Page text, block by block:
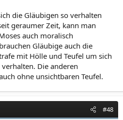
die Gläubigen so verhalten
geraumer Zeit, kann man
auch moralisch
Gläubige auch die
mit Hölle und Teufel um sich
Die anderen
ohne unsichtbaren Teufel.
#48